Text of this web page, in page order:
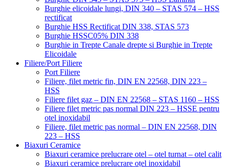
Burghie elicoidale lungi, DIN 340 – STAS 574 – HSS
rectificat
Burghie HSS Rectificat DIN 338, STAS 573
Burghie HSSC05% DIN 338
Burghie in Trepte Canale drepte si Burghie in Trepte
Elicoidale
Filiere/Port Filiere
Port Filiere
Filiere, filet metric fin, DIN EN 22568, DIN 223 –
HSS
Filiere filet gaz – DIN EN 22568 – STAS 1160 – HSS
Filiere filet metric pas normal DIN 223 – HSSE pentru
otel inoxidabil
Filiere, filet metric pas normal – DIN EN 22568, DIN
223 – HSS
Biaxuri Ceramice
Biaxuri ceramice prelucrare otel – otel turnat – otel calit
Biaxuri ceramice prelucrare oțel inoxidabil